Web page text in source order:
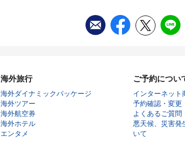
海外旅行
海外ダイナミックパッケージ
海外ツアー
海外航空券
海外ホテル
エンタメ
ご予約につい
インターネット
予約確認・変更
よくあるご質問
悪天候、災害発
いて